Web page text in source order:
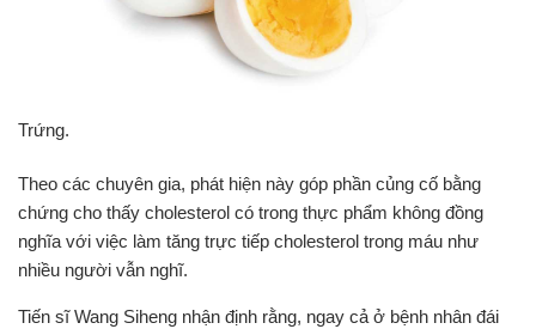
Trứng.
Theo các chuyên gia, phát hiện này góp phần củng cố bằng
chứng cho thấy cholesterol có trong thực phẩm không đồng
nghĩa với việc làm tăng trực tiếp cholesterol trong máu như
nhiều người vẫn nghĩ.
Tiến sĩ Wang Siheng nhận định rằng, ngay cả ở bệnh nhân đái